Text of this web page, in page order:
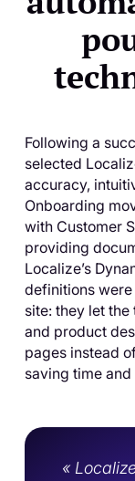
Following a
selected
accuracy,
Onboarding
with Customer
providing
Localize’s
definitions were
site: they let
and product
pages instead
saving time
«